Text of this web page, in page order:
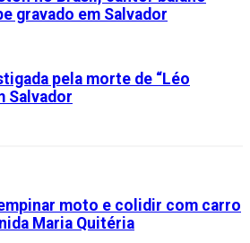
gravado em Salvador
pela morte de “Léo
Salvador
moto e colidir com carro
Maria Quitéria